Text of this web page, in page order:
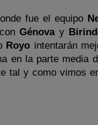
fue el equipo
conGénovay
Royo intentarán
en la parte media
tal y como vimos